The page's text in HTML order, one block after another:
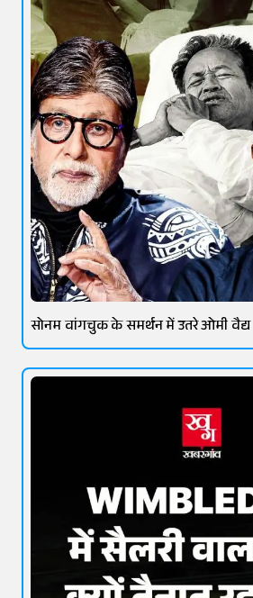
सोनम वांगचुक के समर्थन में उतरे ओमी वैद्य